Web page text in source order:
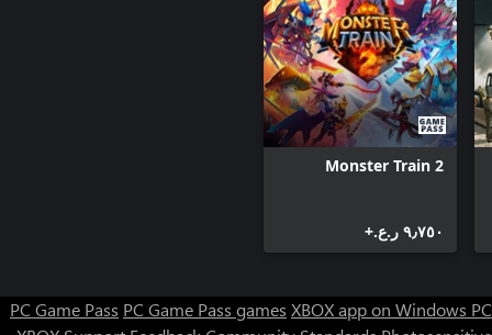
Monster Train 2
٩٫٧٥٠ ر.ع.‏+
PC Game Pass PC Game Pass games XBOX app on Windows PC